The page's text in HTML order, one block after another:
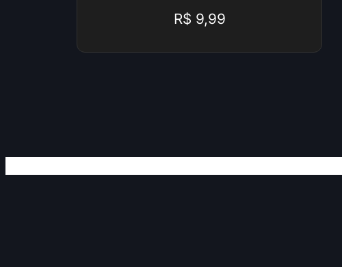
R$ 9,99